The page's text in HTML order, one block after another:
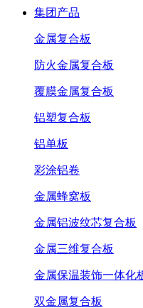
集团产品
金属复合板
防火金属复合板
覆膜金属复合板
铝塑复合板
铝单板
彩涂铝卷
金属蜂窝板
金属铝波纹芯复合板
金属三维复合板
金属保温装饰一体化
双金属复合板